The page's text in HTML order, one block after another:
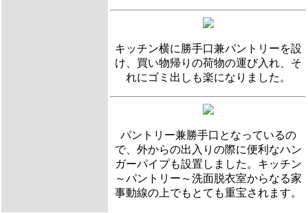
キッチン横に勝手口兼パントリーを設
け、買い物帰りの荷物の運び入れ、そ
れにゴミ出しも楽になりました。
パントリー兼勝手口となっているの
で、外からの出入りの際に便利なハン
ガーパイプも設置しました。キッチン
～パントリー～洗面脱衣室からなる家
事動線の上でもとても重宝されます。